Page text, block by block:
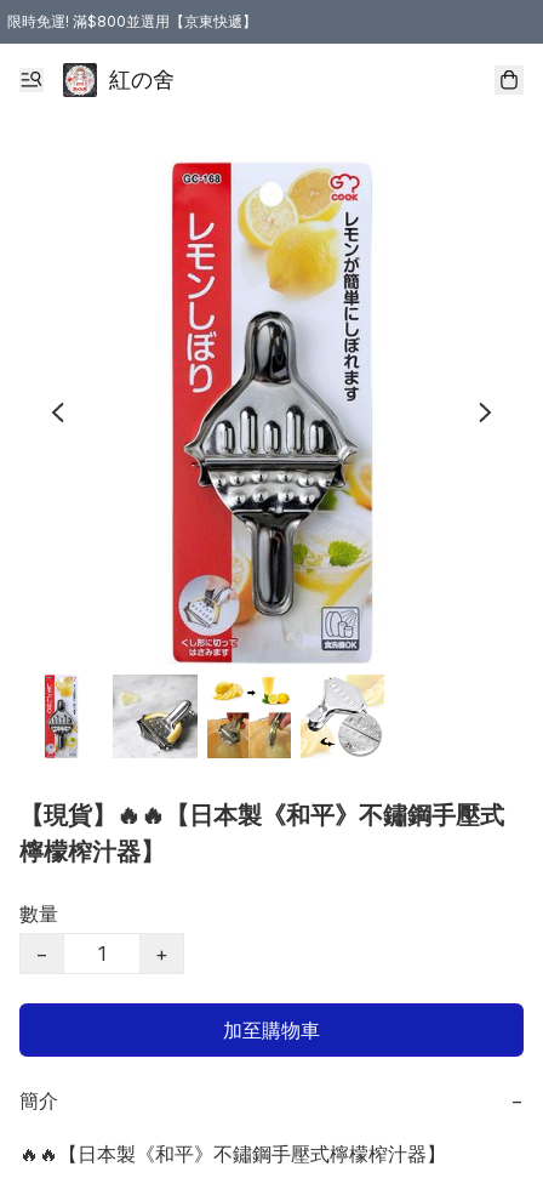
限時免運! 滿$800並選用【京東快遞】
紅の舍
【現貨】🔥🔥【日本製《和平》不鏽鋼手壓式
檸檬榨汁器】
數量
−
+
加至購物車
簡介 −
🔥🔥【日本製《和平》不鏽鋼手壓式檸檬榨汁器】